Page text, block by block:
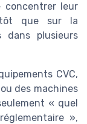
concentrer leur
que sur la
dans plusieurs
CVC,
des machines
« quel
»,